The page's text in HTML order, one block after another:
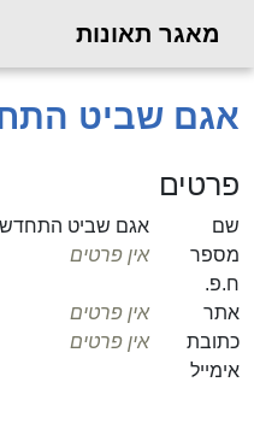
מאגר תאונות
אגם שביט
פרטים
שם
אגם שביט
מספר
ח.פ.
אין פרטים
אתר
אין פרטים
כתובת
אימייל
אין פרטים